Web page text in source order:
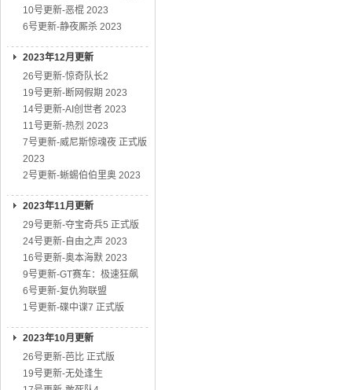
10号更新-恶棍 2023
6号更新-静夜厮杀 2023
2023年12月更新
26号更新-惊奇队长2
19号更新-断网假期 2023
14号更新-AI创世者 2023
11号更新-热烈 2023
7号更新-威尼斯惊魂夜 正式版
2023
2号更新-蜥蜴伯伯里奥 2023
2023年11月更新
29号更新-夺宝奇兵5 正式版
24号更新-自由之声 2023
16号更新-奥本海默 2023
9号更新-GT赛车：极速狂飙
6号更新-复仇狗联盟
1号更新-碟中谍7 正式版
2023年10月更新
26号更新-芭比 正式版
19号更新-无处逢生